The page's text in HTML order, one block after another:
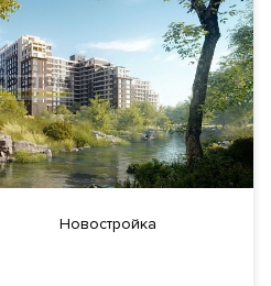
Новостройка